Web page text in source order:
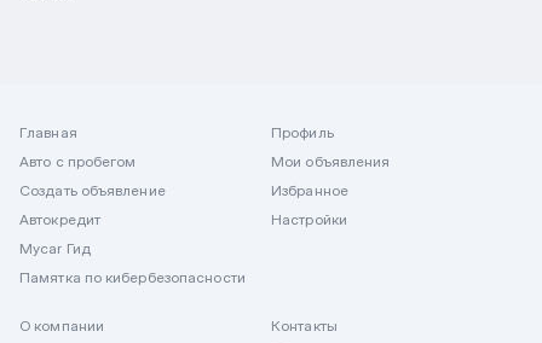
Главная
Авто с пробегом
Создать объявление
Автокредит
Mycar Гид
Памятка по кибербезопасности
Профиль
Мои объявления
Избранное
Настройки
О компании
Контакты